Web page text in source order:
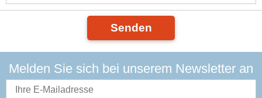
Senden
Melden Sie sich bei unserem Newsletter an